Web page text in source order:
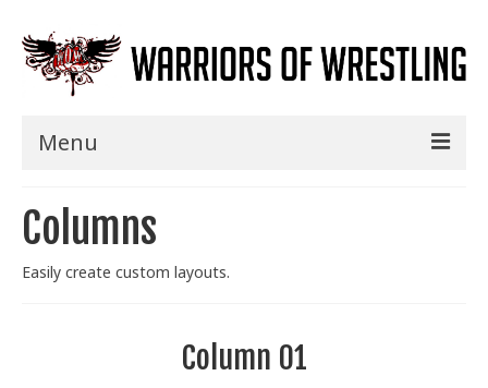
Menu
Home
Shows
Columns
Easily create custom layouts.
Column 01